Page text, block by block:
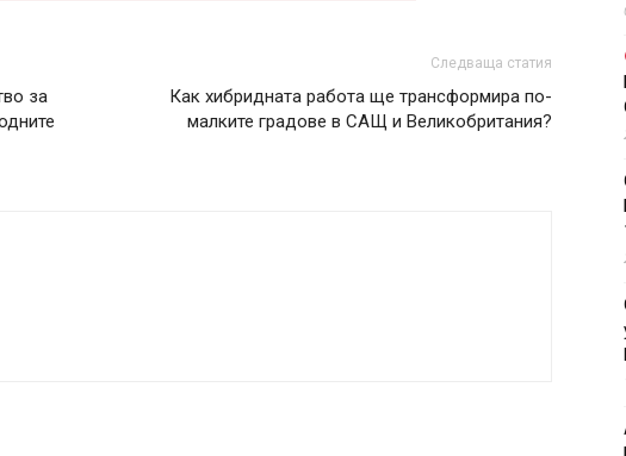
за
Следваща статия
Как хибридната работа ще трансформира по-
малките градове в САЩ и Великобритания?